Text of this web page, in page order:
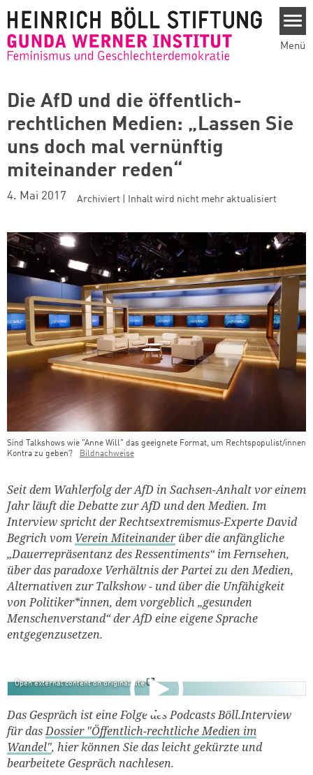
Menü
Die AfD und die öffentlich-
rechtlichen Medien: „Lassen Sie
uns doch mal vernünftig
miteinander reden“
4. Mai 2017 Archiviert | Inhalt wird nicht mehr aktualisiert
Sind Talkshows wie "Anne Will" das geeignete Format, um Rechtspopulist/innen
Kontra zu geben?
Bildnachweise
Seit dem Wahlerfolg der AfD in Sachsen-Anhalt vor einem
Jahr läuft die Debatte zur AfD und den Medien. Im
Interview spricht der Rechtsextremismus-Experte David
Begrich vom VereinMiteinanderüber die anfängliche
„Dauerrepräsentanz des Ressentiments“ im Fernsehen,
über das paradoxe Verhältnis der Partei zu den Medien,
Alternativen zur Talkshow - und über die Unfähigkeit
von Politiker*innen, dem vorgeblich „gesunden
Menschenverstand“ der AfD eine eigene Sprache
entgegenzusetzen.
Open external content on original site
Das Gespräch ist eine Folge des Podcasts Böll.Interview
für dasDossier "Öffentlich-rechtliche Medien im
Wandel", hier können Sie das leicht gekürzte und
bearbeitete Gespräch nachlesen.